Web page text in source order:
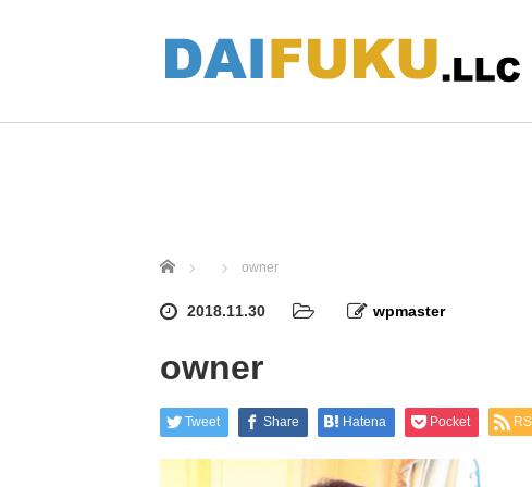
ホーム owner
2018.11.30 wpmaster
owner
Tweet Share Hatena Pocket